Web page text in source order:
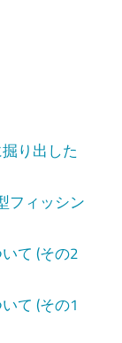
り出した
フィッシン
て (その2
て (その1